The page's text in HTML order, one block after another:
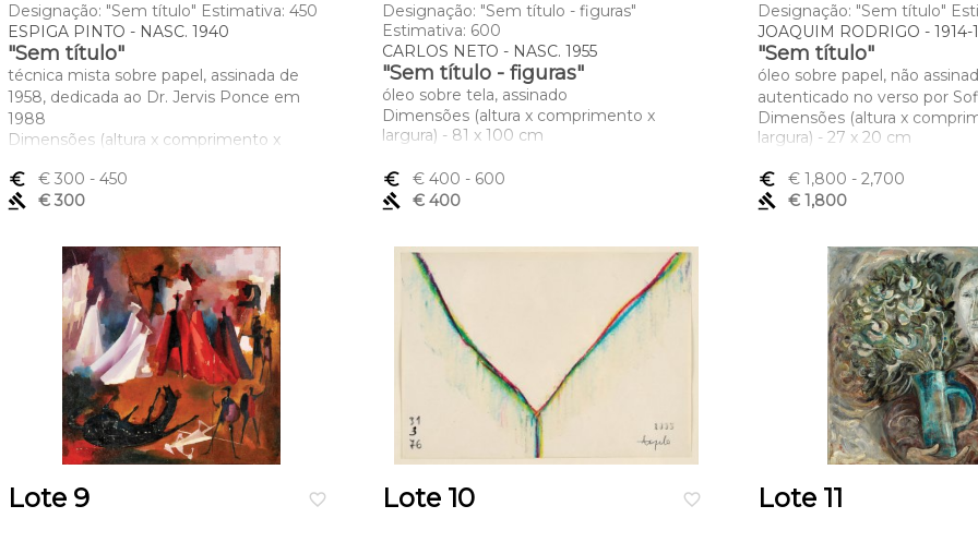
Designação: "Sem título" Estimativa: 450
ESPIGA PINTO - NASC. 1940
"Sem título"
técnica mista sobre papel, assinada de
1958, dedicada ao Dr. Jervis Ponce em
1988
Dimensões (altura x comprimento x
euro_symbol
€ 300 - 450
gavel
€ 300
Designação: "Sem título - figuras"
Estimativa: 600
CARLOS NETO - NASC. 1955
"Sem título - figuras"
óleo sobre tela, assinado
Dimensões (altura x comprimento x
largura) - 81 x 100 cm
euro_symbol € 400 - 600
gavel
€ 400
Designação: "Sem título"
JOAQUIM RODRIGO - 1914-
"Sem título"
óleo sobre papel, não
autenticado no verso por
Dimensões (altura x
largura) - 27 x 20 cm
euro_symbol € 1,800 - 2,700
gavel
€ 1,800
favorite_border
Lote 9 favorite_border
Lote 10 Lote 11